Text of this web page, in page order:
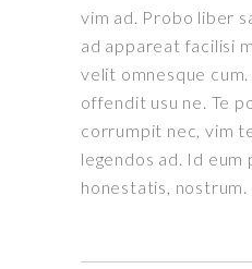
vim ad. Probo liber
ad appareat facilisi
velit omnesque
offendit usu ne. Te
corrumpit nec, vim
legendos ad. Id eum
honestatis, nostrum.